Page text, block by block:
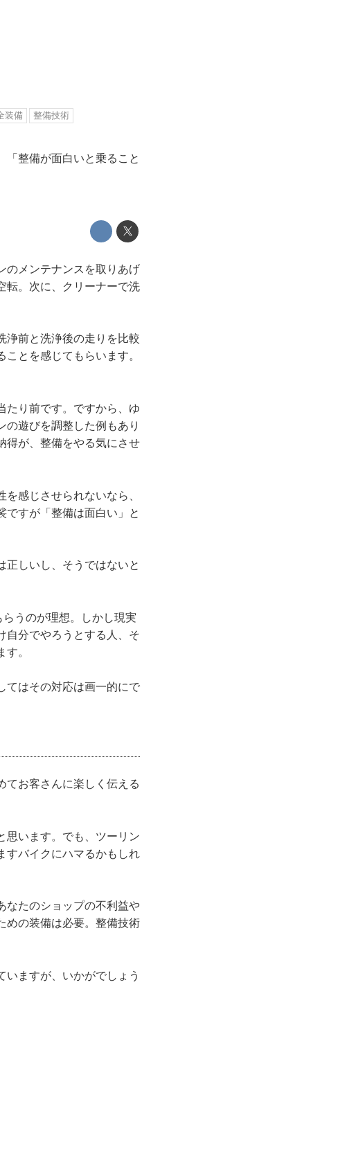
装備 整備技術
「整備が面白いと乗ること
のメンテナンスを取りあげ
転。次に、クリーナーで洗
浄前と洗浄後の走りを比較
とを感じてもらいます。
たり前です。ですから、ゆ
の遊びを調整した例もあり
得が、整備をやる気にさせ
感じさせられないなら、
ですが「整備は面白い」と
正しいし、そうではないと
うのが理想。しかし現実
自分でやろうとする人、そ
。
てはその対応は画一的にで
てお客さんに楽しく伝える
思います。でも、ツーリン
すバイクにハマるかもしれ
なたのショップの不利益や
めの装備は必要。整備技術
ますが、いかがでしょう